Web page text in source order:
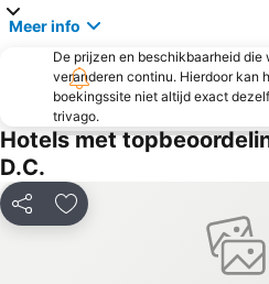
FedEx field
Leesburg Corner Premium Outlets
Meer info
De prijzen en beschikbaarheid
veranderen continu. Hierdoor kan
boekingssite niet altijd exact
trivago.
Hotels met
D.C.
Delen Toevoegen aan